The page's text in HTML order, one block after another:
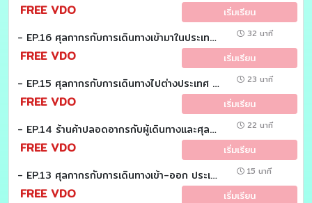
FREE VDO เริ่มเรียน
- EP.16 ศุลกากรกับการเดินทางเข้ามาในประเทศ (Customs EZ (Easy)) 32 นาที
FREE VDO เริ่มเรียน
- EP.15 ศุลกากรกับการเดินทางไปต่างประเทศ (Customs EZ (Easy)) 23 นาที
FREE VDO เริ่มเรียน
- EP.14 ร้านค้าปลอดอากรกับผู้เดินทางและศุลกากร (Customs EZ (Easy)) 22 นาที
FREE VDO เริ่มเรียน
- EP.13 ศุลกากรกับการเดินทางเข้า-ออก ประเทศไทย (Customs EZ (Easy)) 15 นาที
FREE VDO เริ่มเรียน